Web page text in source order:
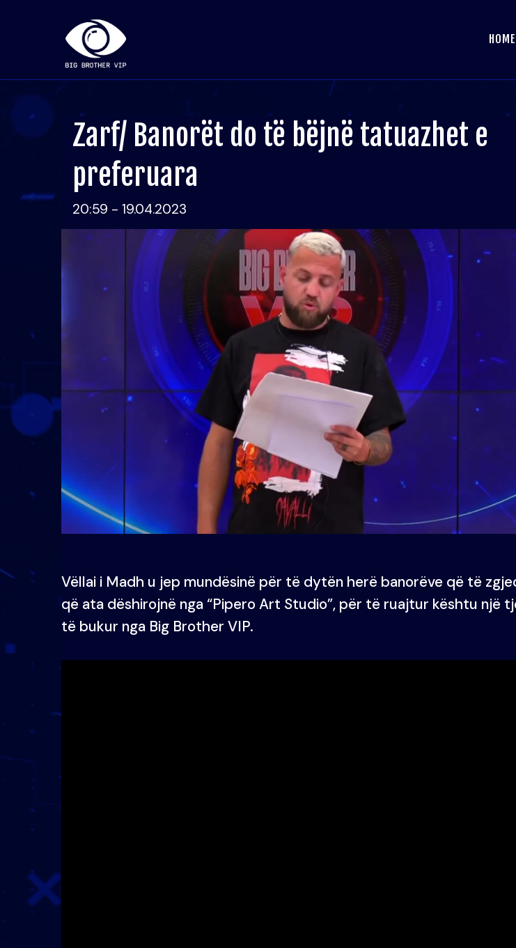
HOME
Zarf/ Banorët do të bëjnë tatuazhet e
preferuara
20:59 - 19.04.2023
Vëllai i Madh u jep mundësinë për të dytën herë banorëve që të
që ata dëshirojnë nga “Pipero Art Studio”, për të ruajtur kështu një
të bukur nga Big Brother VIP.